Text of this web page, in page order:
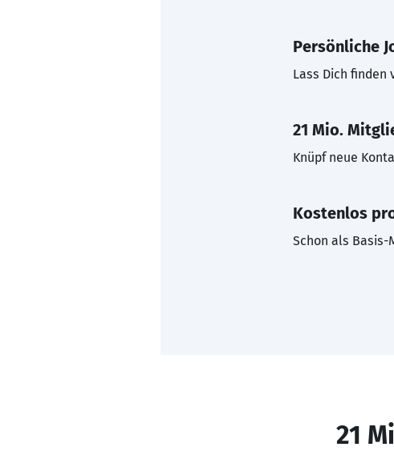
Persönliche
Lass Dich finden
21 Mio.
Knüpf neue
Kostenlos
Schon als Basis-
21